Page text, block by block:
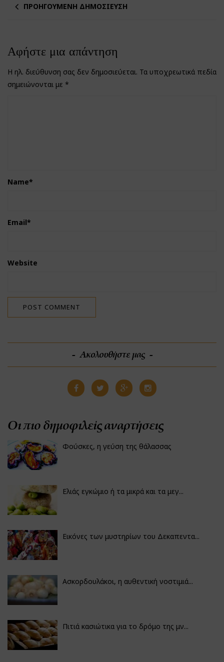
ΠΡΟΗΓΟΎΜΕΝΗ ΔΗΜΟΣΊΕΥΣΗ
Αφήστε μια απάντηση
Η ηλ. διεύθυνση σας δεν δημοσιεύεται. Τα υποχρεωτικά πεδία
σημειώνονται με *
Name*
Email*
Website
Ακολουθήστε μας
Οι πιο δημοφιλείς αναρτήσεις
Φούσκες, η γεύση της θάλασσας
Ελιάς εγκώμιο ή τα μικρά και τα μεγ...
Εικόνες των μυστηρίων του Δεκαπεντα...
Ασκορδουλάκοι, η αυθεντική νοστιμιά...
Πιτιά κασιώτικα για το δρόμο της μν...